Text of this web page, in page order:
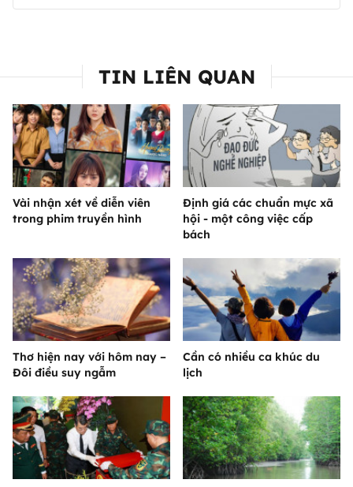
TIN LIÊN QUAN
Vài nhận xét về diễn viên
trong phim truyền hình
Định giá các chuẩn mực xã
hội - một công việc cấp
bách
Thơ hiện nay với hôm nay –
Đôi điều suy ngẫm
Cần có nhiều ca khúc du
lịch